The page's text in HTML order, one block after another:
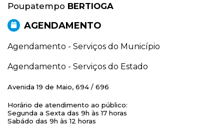
Poupatempo BERTIOGA
AGENDAMENTO
Agendamento - Serviços do Município
Agendamento - Serviços do Estado
Avenida 19 de Maio, 694 / 696
Horário de atendimento ao público:
Segunda a Sexta das 9h às 17 horas
Sabádo das 9h às 12 horas